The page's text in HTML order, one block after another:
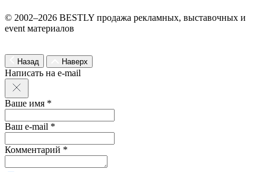
© 2002–2026 BESTLY продажа рекламных, выставочных и
event материалов
Назад Наверх
Написать на e-mail
Ваше имя *
Ваш e-mail *
Комментарий *